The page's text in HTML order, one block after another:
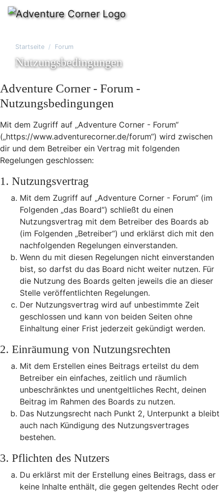
Startseite Forum
Nutzungsbedingungen
Adventure Corner - Forum -
Nutzungsbedingungen
Mit dem Zugriff auf „Adventure Corner - Forum“
(„https://www.adventurecorner.de/forum“) wird zwischen
dir und dem Betreiber ein Vertrag mit folgenden
Regelungen geschlossen:
1. Nutzungsvertrag
Mit dem Zugriff auf „Adventure Corner - Forum“ (im
Folgenden „das Board“) schließt du einen
Nutzungsvertrag mit dem Betreiber des Boards ab
(im Folgenden „Betreiber“) und erklärst dich mit den
nachfolgenden Regelungen einverstanden.
Wenn du mit diesen Regelungen nicht einverstanden
bist, so darfst du das Board nicht weiter nutzen. Für
die Nutzung des Boards gelten jeweils die an dieser
Stelle veröffentlichten Regelungen.
Der Nutzungsvertrag wird auf unbestimmte Zeit
geschlossen und kann von beiden Seiten ohne
Einhaltung einer Frist jederzeit gekündigt werden.
2. Einräumung von Nutzungsrechten
Mit dem Erstellen eines Beitrags erteilst du dem
Betreiber ein einfaches, zeitlich und räumlich
unbeschränktes und unentgeltliches Recht, deinen
Beitrag im Rahmen des Boards zu nutzen.
Das Nutzungsrecht nach Punkt 2, Unterpunkt a bleibt
auch nach Kündigung des Nutzungsvertrages
bestehen.
3. Pflichten des Nutzers
Du erklärst mit der Erstellung eines Beitrags, dass er
keine Inhalte enthält, die gegen geltendes Recht oder